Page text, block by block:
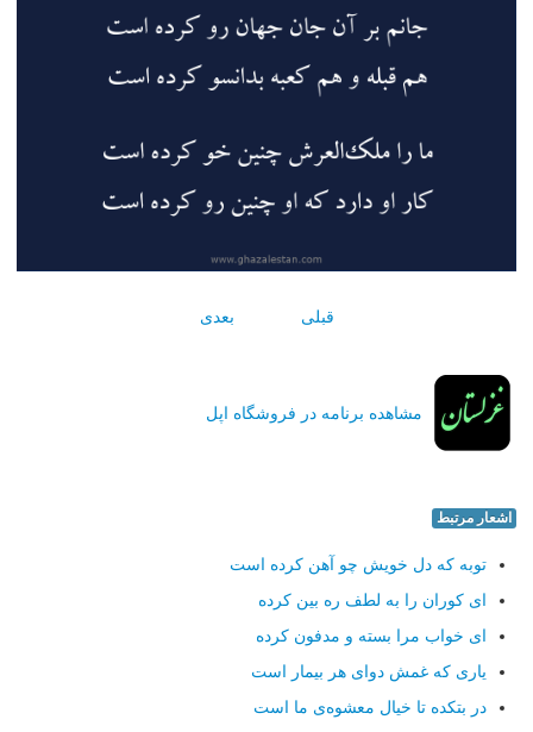
قبلی بعدی
مشاهده برنامه در فروشگاه اپل
اشعار مرتبط
توبه که دل خویش چو آهن کرده است
ای کوران را به لطف ره بین کرده
ای خواب مرا بسته و مدفون کرده
یاری که غمش دوای هر بیمار است
در بتکده تا خیال معشوه‌ی ما است